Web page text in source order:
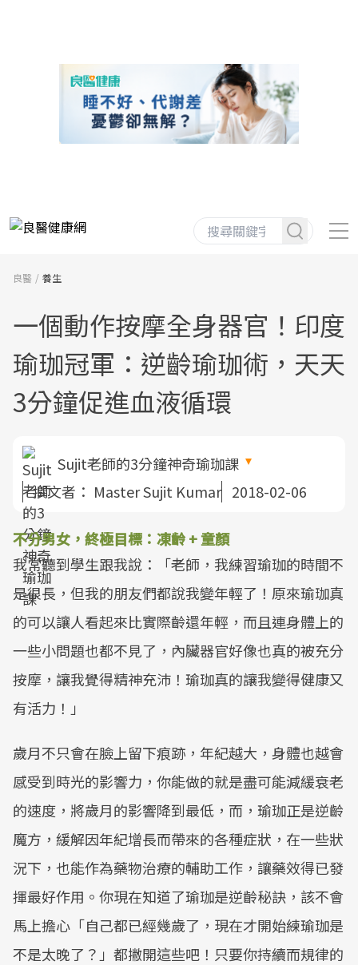
良醫 養生
一個動作按摩全身器官！印度
瑜珈冠軍：逆齡瑜珈術，天天
3分鐘促進血液循環
Sujit老師的3分鐘神奇瑜珈課
撰文者： Master Sujit Kumar 2018-02-06
不分男女，終極目標：凍齡 + 童顏
我常聽到學生跟我說：「老師，我練習瑜珈的時間不
是很長，但我的朋友們都說我變年輕了！原來瑜珈真
的可以讓人看起來比實際齡還年輕，而且連身體上的
一些小問題也都不見了，內臟器官好像也真的被充分
按摩，讓我覺得精神充沛！瑜珈真的讓我變得健康又
有活力！」
歲月不只會在臉上留下痕跡，年紀越大，身體也越會
感受到時光的影響力，你能做的就是盡可能減緩衰老
的速度，將歲月的影響降到最低，而，瑜珈正是逆齡
魔方，緩解因年紀增長而帶來的各種症狀，在一些狀
況下，也能作為藥物治療的輔助工作，讓藥效得已發
揮最好作用。你現在知道了瑜珈是逆齡秘訣，該不會
馬上擔心「自己都已經幾歲了，現在才開始練瑜珈是
不是太晚了？」都撇開這些吧！只要你持續而規律的